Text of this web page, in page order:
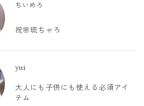
ちいめろ
祝🌸琉ちゃろ
yui
大人にも子供にも使える必須アイ
テム